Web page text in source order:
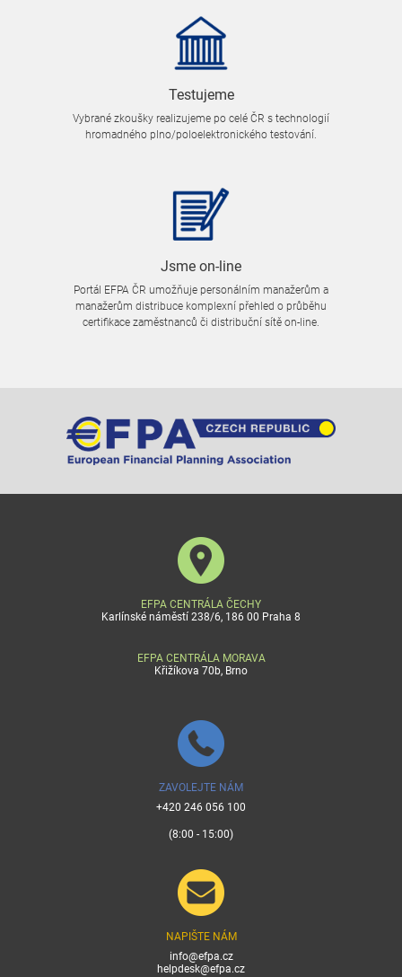
Testujeme
Vybrané zkoušky realizujeme po celé ČR s technologií
hromadného plno/poloelektronického testování.
Jsme on-line
Portál EFPA ČR umožňuje personálním manažerům a
manažerům distribuce komplexní přehled o průběhu
certifikace zaměstnanců či distribuční sítě on-line.
EFPA CENTRÁLA ČECHY
Karlínské náměstí 238/6, 186 00 Praha 8
EFPA CENTRÁLA MORAVA
Křižíkova 70b, Brno
ZAVOLEJTE NÁM
+420 246 056 100
(8:00 - 15:00)
NAPIŠTE NÁM
info@efpa.cz
helpdesk@efpa.cz